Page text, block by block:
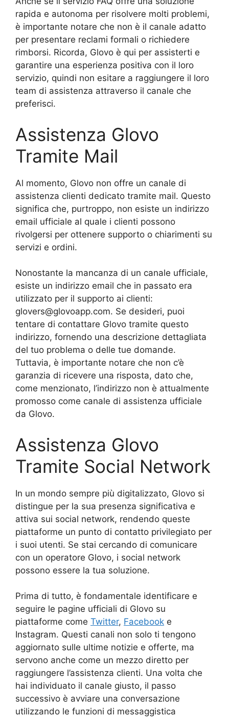
rapida e autonoma per risolvere molti problemi,
è importante notare che non è il canale adatto
per presentare reclami formali o richiedere
rimborsi. Ricorda, Glovo è qui per assisterti e
garantire una esperienza positiva con il loro
servizio, quindi non esitare a raggiungere il loro
team di assistenza attraverso il canale che
preferisci.
Assistenza Glovo
Tramite Mail
Al momento, Glovo non offre un canale di
assistenza clienti dedicato tramite mail. Questo
significa che, purtroppo, non esiste un indirizzo
email ufficiale al quale i clienti possono
rivolgersi per ottenere supporto o chiarimenti su
servizi e ordini.
Nonostante la mancanza di un canale ufficiale,
esiste un indirizzo email che in passato era
utilizzato per il supporto ai clienti:
glovers@glovoapp.com. Se desideri, puoi
tentare di contattare Glovo tramite questo
indirizzo, fornendo una descrizione dettagliata
del tuo problema o delle tue domande.
Tuttavia, è importante notare che non c’è
garanzia di ricevere una risposta, dato che,
come menzionato, l’indirizzo non è attualmente
promosso come canale di assistenza ufficiale
da Glovo.
Assistenza Glovo
Tramite Social Network
In un mondo sempre più digitalizzato, Glovo si
distingue per la sua presenza significativa e
attiva sui social network, rendendo queste
piattaforme un punto di contatto privilegiato per
i suoi utenti. Se stai cercando di comunicare
con un operatore Glovo, i social network
possono essere la tua soluzione.
Prima di tutto, è fondamentale identificare e
seguire le pagine ufficiali di Glovo su
piattaforme come Twitter, Facebook e
Instagram. Questi canali non solo ti tengono
aggiornato sulle ultime notizie e offerte, ma
servono anche come un mezzo diretto per
raggiungere l’assistenza clienti. Una volta che
hai individuato il canale giusto, il passo
successivo è avviare una conversazione
utilizzando le funzioni di messaggistica